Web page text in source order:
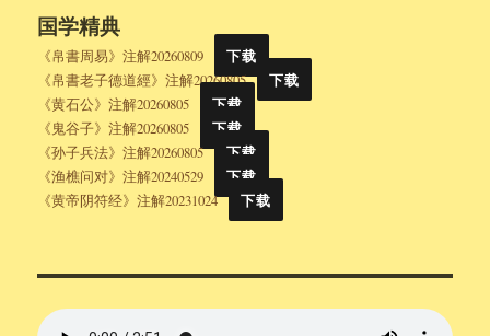
国学精典
《帛書周易》注解20260809
下载
《帛書老子德道經》注解20260805
下载
《黄石公》注解20260805
下载
《鬼谷子》注解20260805
下载
《孙子兵法》注解20260805
下载
《渔樵问对》注解20240529
下载
《黄帝阴符经》注解20231024
下载